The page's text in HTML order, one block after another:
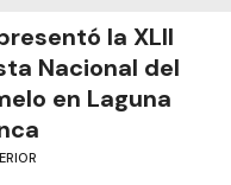
la XLII
Nacional del
en Laguna